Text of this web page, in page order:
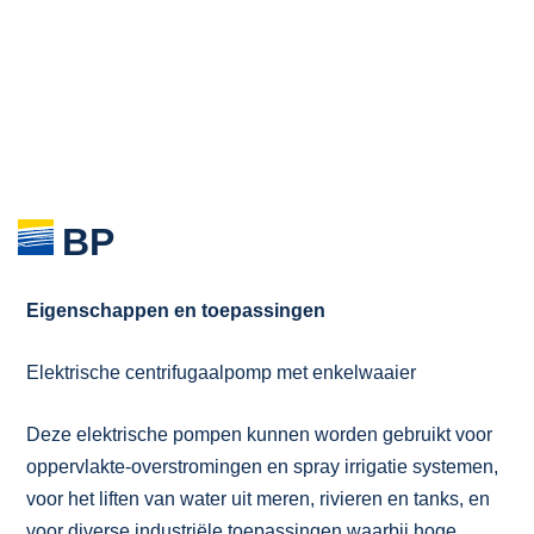
BP
Eigenschappen en toepassingen
Elektrische centrifugaalpomp met enkelwaaier
Deze elektrische pompen kunnen worden gebruikt voor
oppervlakte-overstromingen en spray irrigatie systemen,
voor het liften van water uit meren, rivieren en tanks, en